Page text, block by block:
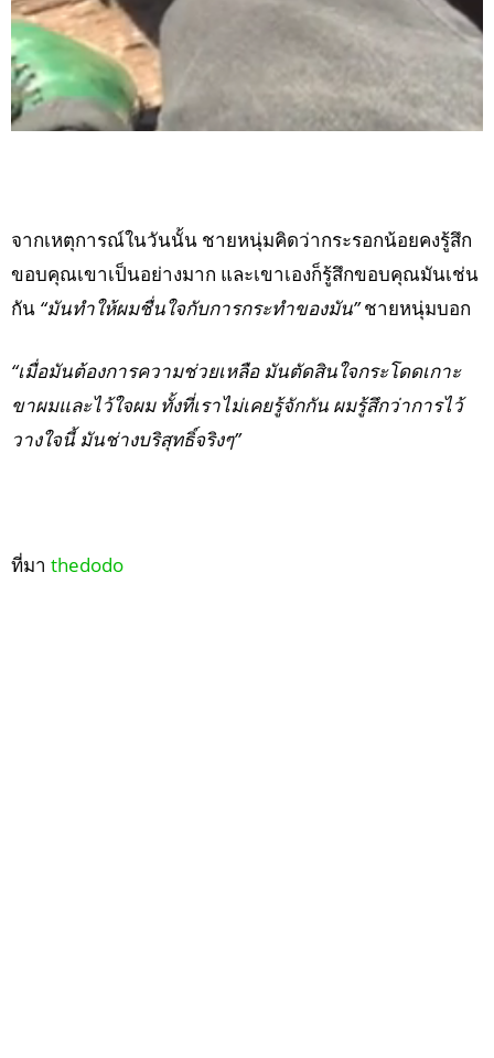
จากเหตุการณ์ในวันนั้น ชายหนุ่มคิดว่ากระรอกน้อยคงรู้สึก
ขอบคุณเขาเป็นอย่างมาก และเขาเองก็รู้สึกขอบคุณมันเช่น
กัน “มันทำให้ผมชื่นใจกับการกระทำของมัน”ชายหนุ่มบอก
“เมื่อมันต้องการความช่วยเหลือ มันตัดสินใจกระโดดเกาะ
ขาผมและไว้ใจผม ทั้งที่เราไม่เคยรู้จักกัน ผมรู้สึกว่าการไว้
วางใจนี้ มันช่างบริสุทธิ์จริงๆ”
ที่มา thedodo